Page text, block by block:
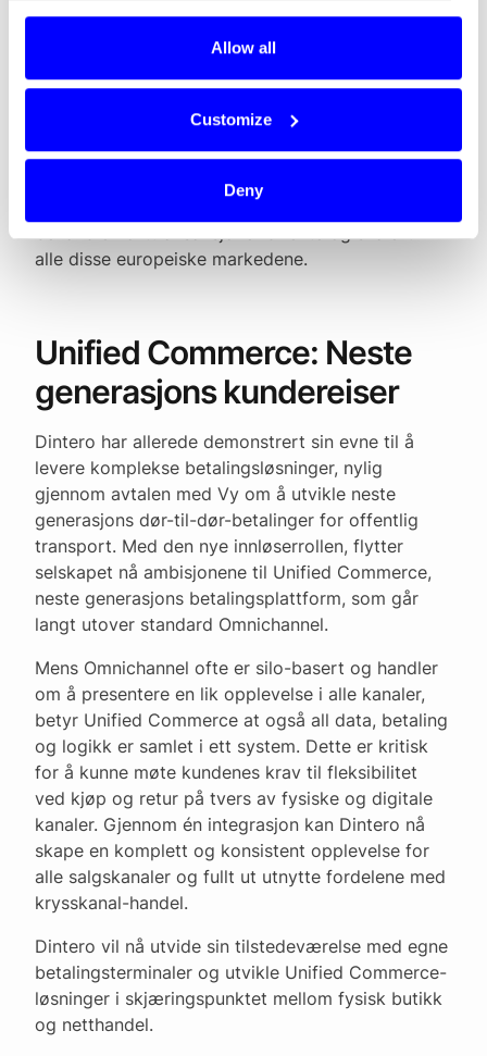
Allow all
Customize
Deny
Selskapet har allerede tillatelse fra norske
EU og EØS. Den nye innløsergodkjenningen er en
avgjørende milepæl som styrker Dinteros
konkurransekraft betydelig, spesielt innen
enterprise-segmentet. Nå kan Dintero også
behandle korttransaksjoner direkte og skalert i
alle disse europeiske markedene.
Unified Commerce: Neste
generasjons kundereiser
Dintero har allerede demonstrert sin evne til å
levere komplekse betalingsløsninger, nylig
gjennom avtalen med Vy om å utvikle neste
generasjons dør-til-dør-betalinger for offentlig
transport. Med den nye innløserrollen, flytter
selskapet nå ambisjonene til Unified Commerce,
neste generasjons betalingsplattform, som går
langt utover standard Omnichannel.
Mens Omnichannel ofte er silo-basert og handler
om å presentere en lik opplevelse i alle kanaler,
betyr Unified Commerce at også all data, betaling
og logikk er samlet i ett system. Dette er kritisk
for å kunne møte kundenes krav til fleksibilitet
ved kjøp og retur på tvers av fysiske og digitale
kanaler. Gjennom én integrasjon kan Dintero nå
skape en komplett og konsistent opplevelse for
alle salgskanaler og fullt ut utnytte fordelene med
krysskanal-handel.
Dintero vil nå utvide sin tilstedeværelse med egne
betalingsterminaler og utvikle Unified Commerce-
løsninger i skjæringspunktet mellom fysisk butikk
og netthandel.